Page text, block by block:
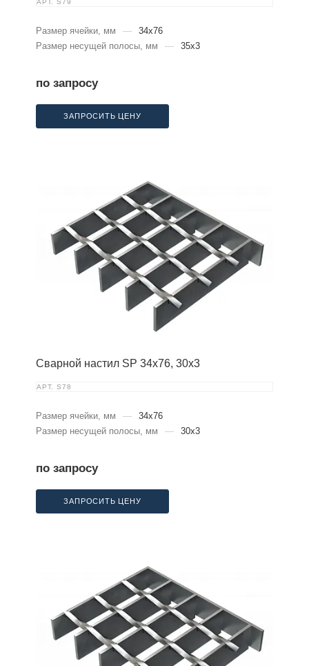
АРТ. S79
Размер ячейки, мм —
34x76
Размер несущей полосы, мм
— 35x3
по запросу
ЗАПРОСИТЬ ЦЕНУ
Сварной настил SP 34х76, 30х3
АРТ. S78
Размер ячейки, мм —
34x76
Размер несущей полосы, мм
— 30x3
по запросу
ЗАПРОСИТЬ ЦЕНУ